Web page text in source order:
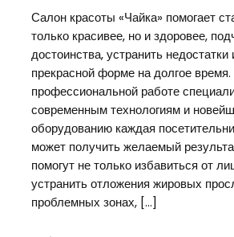
Салон красоты «Чайка» помогает
только красивее, но и здоровее,
достоинства, устранить недостатки
прекрасной форме на долгое
профессиональной работе
современным технологиям и
оборудованию каждая
может получить желаемый
помогут не только избавиться от
устранить отложения жировых
проблемных зонах, […]